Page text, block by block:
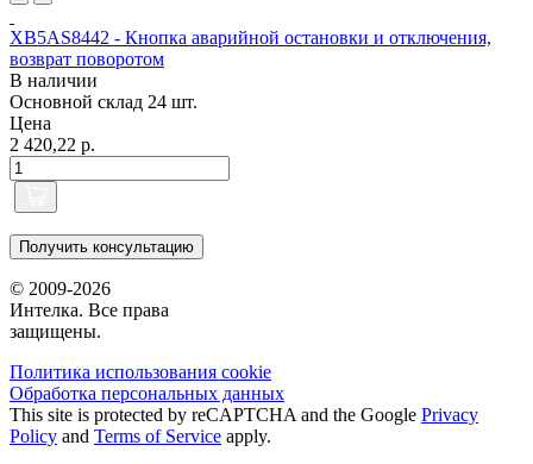
XB5AS8442 - Кнопка аварийной остановки и отключения,
возврат поворотом
В наличии
Основной склад 24 шт.
Цена
2 420,22 р.
Получить консультацию
© 2009-2026
Интелка. Все права
защищены.
Политика использования сookie
Обработка персональных данных
This site is protected by reCAPTCHA and the Google Privacy
Policy and Terms of Service apply.